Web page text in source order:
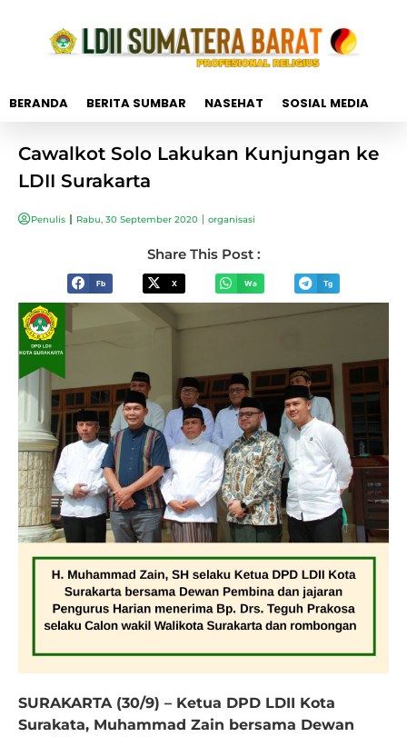
BERANDA BERITA SUMBAR NASEHAT SOSIAL MEDIA
Cawalkot Solo Lakukan Kunjungan ke
LDII Surakarta
Penulis Rabu, 30 September 2020 organisasi
Share This Post :
Fb X Wa Tg
SURAKARTA (30/9) – Ketua DPD LDII Kota
Surakata, Muhammad Zain bersama Dewan